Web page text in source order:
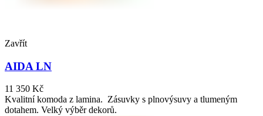
Zavřít
AIDA LN
11 350 Kč
Kvalitní komoda z lamina. Zásuvky s plnovýsuvy a tlumeným
dotahem. Velký výběr dekorů.